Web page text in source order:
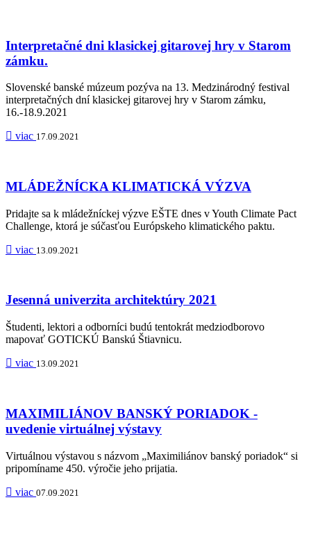
Interpretačné dni klasickej gitarovej hry v Starom
zámku.
Slovenské banské múzeum pozýva na 13. Medzinárodný festival
interpretačných dní klasickej gitarovej hry v Starom zámku,
16.-18.9.2021
viac 17.09.2021
MLÁDEŽNÍCKA KLIMATICKÁ VÝZVA
Pridajte sa k mládežníckej výzve EŠTE dnes v Youth Climate Pact
Challenge, ktorá je súčasťou Európskeho klimatického paktu.
viac 13.09.2021
Jesenná univerzita architektúry 2021
Študenti, lektori a odborníci budú tentokrát medziodborovo
mapovať GOTICKÚ Banskú Štiavnicu.
viac 13.09.2021
MAXIMILIÁNOV BANSKÝ PORIADOK -
uvedenie virtuálnej výstavy
Virtuálnou výstavou s názvom „Maximiliánov banský poriadok“ si
pripomíname 450. výročie jeho prijatia.
viac 07.09.2021